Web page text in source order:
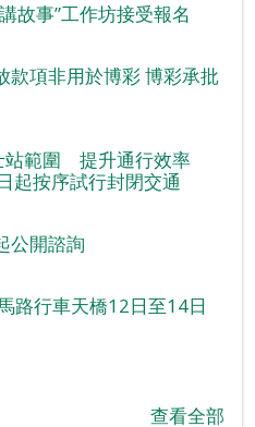
故事”工作坊接受報名
款項非用於博彩 博彩承批
站範圍 提升通行效率
起按序試行封閉交通
公開諮詢
路行車天橋12日至14日
查看全部